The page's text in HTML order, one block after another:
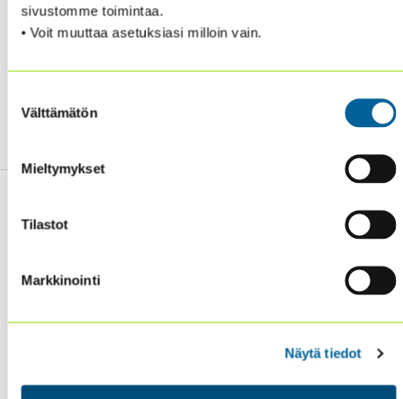
sivustomme toimintaa.
• Voit muuttaa asetuksiasi milloin vain.
valinta
Välttämätön
Mieltymykset
Tilastot
Markkinointi
Näytä tiedot
Sisäiset tarkastajat ry / Oy Inreviso Ab
FI 00180 Helsinki